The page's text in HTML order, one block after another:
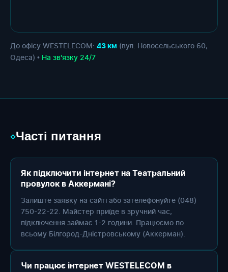
До офісу WESTELECOM: 43 км (вул. Новосельського 60,
Одеса) • На зв'язку 24/7
◇Часті питання
Як підключити інтернет на Театральний
провулок в Аккермані?
Залиште заявку на сайті або зателефонуйте (048)
750-22-22. Майстер приїде в зручний час,
підключення займає 1-2 години. Працюємо по
всьому Білгород-Дністровському (Аккерман).
Чи працює інтернет WESTELECOM в